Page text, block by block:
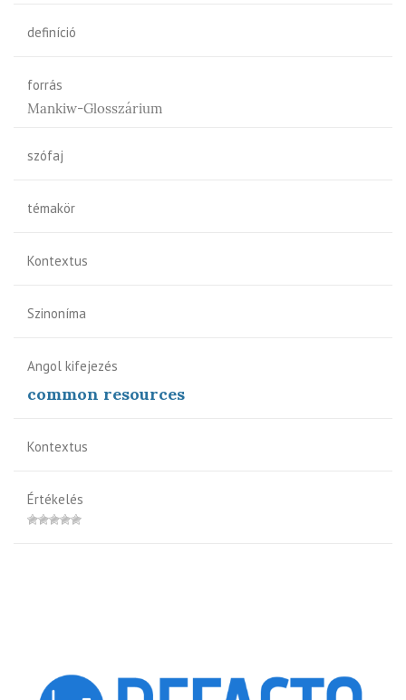
definíció
forrás
Mankiw-Glosszárium
szófaj
témakör
Kontextus
Szinoníma
Angol kifejezés
common resources
Kontextus
Értékelés